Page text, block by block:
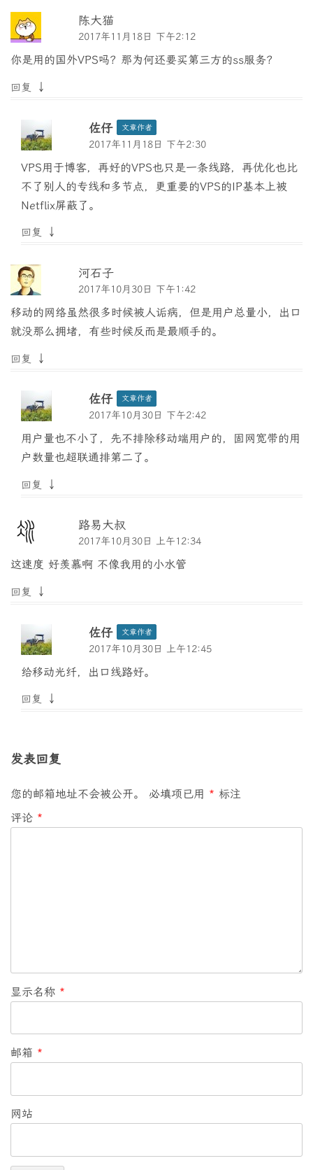
陈大猫
2017年11月18日 下午2:12
你是用的国外VPS吗？那为何还要买第三方的ss服务？
回复 ↓
佐仔 文章作者
2017年11月18日 下午2:30
VPS用于博客，再好的VPS也只是一条线路，再优化也比
不了别人的专线和多节点，更重要的VPS的IP基本上被
Netflix屏蔽了。
回复 ↓
河石子
2017年10月30日 下午1:42
移动的网络虽然很多时候被人诟病，但是用户总量小，出口
就没那么拥堵，有些时候反而是最顺手的。
回复 ↓
佐仔 文章作者
2017年10月30日 下午2:42
用户量也不小了，先不排除移动端用户的，固网宽带的用
户数量也超联通排第二了。
回复 ↓
路易大叔
2017年10月30日 上午12:34
这速度 好羡慕啊 不像我用的小水管
回复 ↓
佐仔 文章作者
2017年10月30日 上午12:45
给移动光纤，出口线路好。
回复 ↓
发表回复
您的邮箱地址不会被公开。 必填项已用 * 标注
评论 *
显示名称 *
邮箱 *
网站